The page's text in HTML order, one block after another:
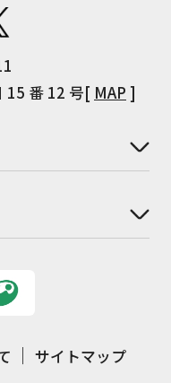
15 番 12 号[ MAP ]
サイトマップ